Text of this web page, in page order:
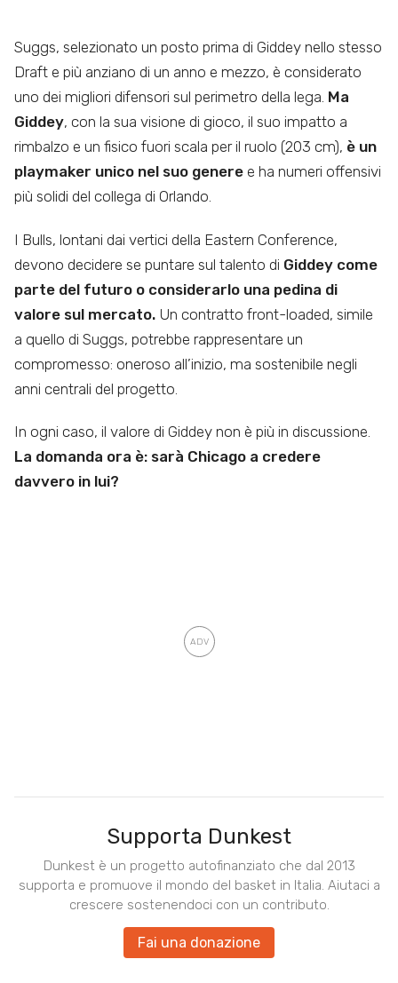
Suggs, selezionato un posto prima di Giddey nello stesso
Draft e più anziano di un anno e mezzo, è considerato
uno dei migliori difensori sul perimetro della lega. Ma
Giddey, con la sua visione di gioco, il suo impatto a
rimbalzo e un fisico fuori scala per il ruolo (203 cm), è un
playmaker unico nel suo genere e ha numeri offensivi
più solidi del collega di Orlando.
I Bulls, lontani dai vertici della Eastern Conference,
devono decidere se puntare sul talento di Giddey come
parte del futuro o considerarlo una pedina di
valore sul mercato. Un contratto front-loaded, simile
a quello di Suggs, potrebbe rappresentare un
compromesso: oneroso all’inizio, ma sostenibile negli
anni centrali del progetto.
In ogni caso, il valore di Giddey non è più in discussione.
La domanda ora è: sarà Chicago a credere
davvero in lui?
Supporta Dunkest
Dunkest è un progetto autofinanziato che dal 2013
supporta e promuove il mondo del basket in Italia. Aiutaci a
crescere sostenendoci con un contributo.
Fai una donazione